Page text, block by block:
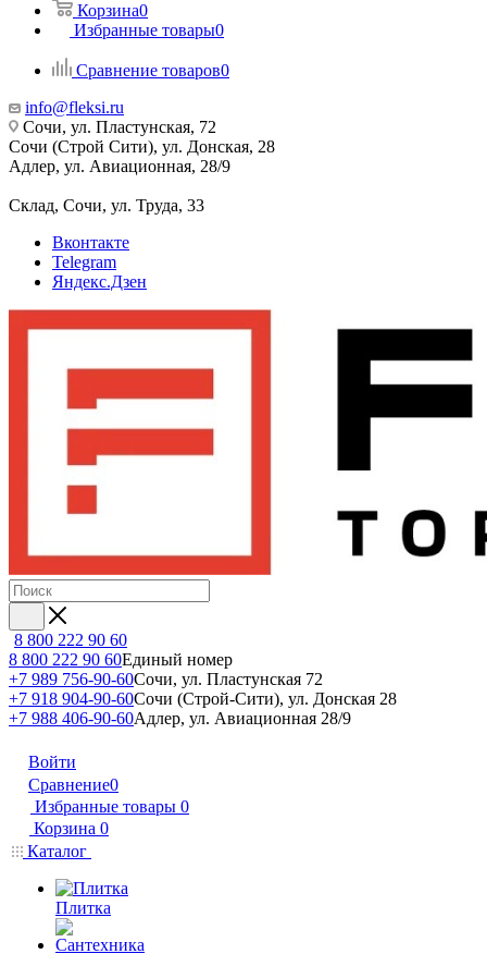
Корзина0
Избранные товары0
Сравнение товаров0
info@fleksi.ru
Сочи, ул. Пластунская, 72
Сочи (Строй Сити), ул. Донская, 28
Адлер, ул. Авиационная, 28/9
Склад, Сочи, ул. Труда, 33
Вконтакте
Telegram
Яндекс.Дзен
8 800 222 90 60
8 800 222 90 60Единый номер
+7 989 756-90-60Сочи, ул. Пластунская 72
+7 918 904-90-60Сочи (Строй-Сити), ул. Донская 28
+7 988 406-90-60Адлер, ул. Авиационная 28/9
Войти
Сравнение0
Избранные товары 0
Корзина 0
Каталог
Плитка